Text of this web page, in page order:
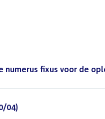
numerus fixus voor de
04)